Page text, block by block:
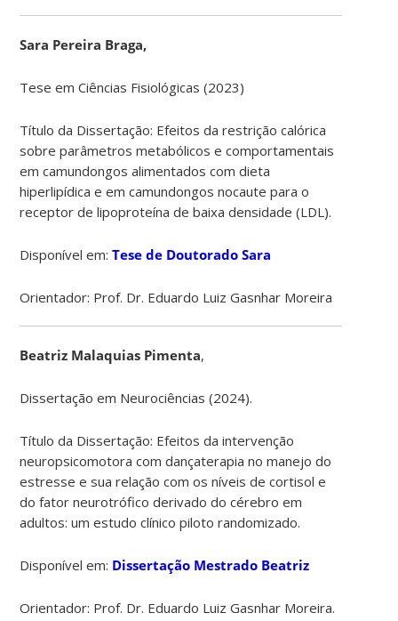
Sara Pereira Braga,
Tese em Ciências Fisiológicas (2023)
Título da Dissertação: Efeitos da restrição calórica
sobre parâmetros metabólicos e comportamentais
em camundongos alimentados com dieta
hiperlipídica e em camundongos nocaute para o
receptor de lipoproteína de baixa densidade (LDL).
Disponível em:Tese de Doutorado Sara
Orientador: Prof. Dr. Eduardo Luiz Gasnhar Moreira
Beatriz Malaquias Pimenta,
Dissertação em Neurociências (2024).
Título da Dissertação: Efeitos da intervenção
neuropsicomotora com dançaterapia no manejo do
estresse e sua relação com os níveis de cortisol e
do fator neurotrófico derivado do cérebro em
adultos:um estudo clínico piloto randomizado.
Disponível em: Dissertação Mestrado Beatriz
Orientador: Prof. Dr. Eduardo Luiz Gasnhar Moreira.